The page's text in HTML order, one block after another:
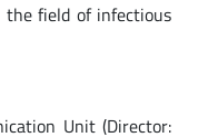
the field of infectious
Unit (Director: